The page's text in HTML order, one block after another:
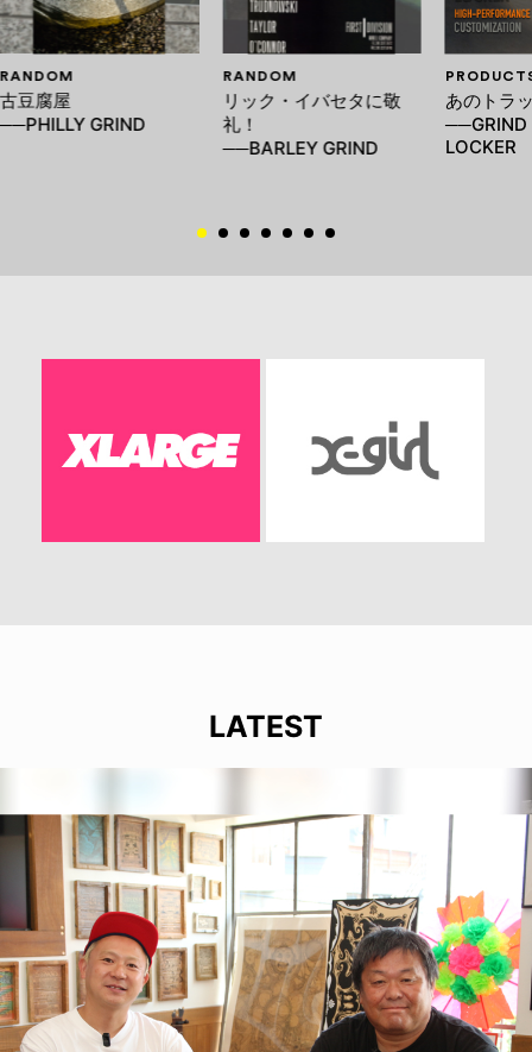
RANDOM
古豆腐屋
──PHILLY GRIND
RANDOM
リック・イバセタに敬
礼！
──BARLEY GRIND
あのトラ
──GRIND
LOCKER
LATEST